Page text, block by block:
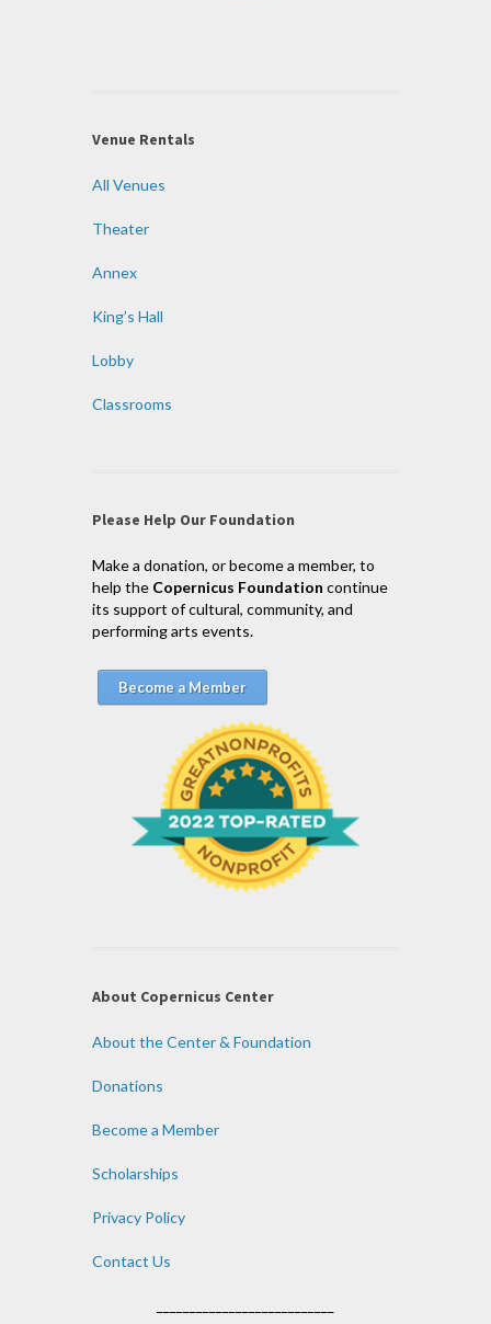
Venue Rentals
All Venues
Theater
Annex
King’s Hall
Lobby
Classrooms
Please Help Our Foundation
Make a donation, or become a member, to
help the Copernicus Foundation continue
its support of cultural, community, and
performing arts events.
Become a Member
About Copernicus Center
About the Center & Foundation
Donations
Become a Member
Scholarships
Privacy Policy
Contact Us